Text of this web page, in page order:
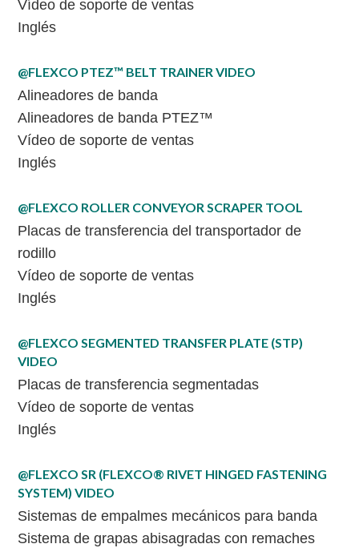
Vídeo de soporte de ventas
Inglés
@FLEXCO PTEZ™ BELT TRAINER VIDEO
Alineadores de banda
Alineadores de banda PTEZ™
Vídeo de soporte de ventas
Inglés
@FLEXCO ROLLER CONVEYOR SCRAPER TOOL
Placas de transferencia del transportador de
rodillo
Vídeo de soporte de ventas
Inglés
@FLEXCO SEGMENTED TRANSFER PLATE (STP)
VIDEO
Placas de transferencia segmentadas
Vídeo de soporte de ventas
Inglés
@FLEXCO SR (FLEXCO® RIVET HINGED FASTENING
SYSTEM) VIDEO
Sistemas de empalmes mecánicos para banda
Sistema de grapas abisagradas con remaches